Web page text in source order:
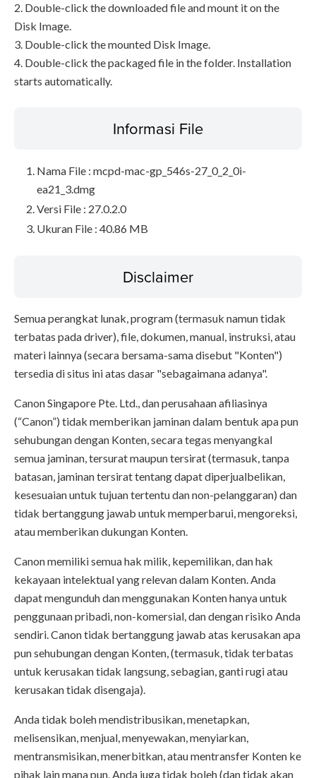
2. Double-click the downloaded file and mount it on the
Disk Image.
3. Double-click the mounted Disk Image.
4. Double-click the packaged file in the folder. Installation
starts automatically.
Informasi File
Nama File : mcpd-mac-gp_546s-27_0_2_0i-
ea21_3.dmg
Versi File : 27.0.2.0
Ukuran File : 40.86 MB
Disclaimer
Semua perangkat lunak, program (termasuk namun tidak
terbatas pada driver), file, dokumen, manual, instruksi, atau
materi lainnya (secara bersama-sama disebut "Konten")
tersedia di situs ini atas dasar "sebagaimana adanya".
Canon Singapore Pte. Ltd., dan perusahaan afiliasinya
(“Canon”) tidak memberikan jaminan dalam bentuk apa pun
sehubungan dengan Konten, secara tegas menyangkal
semua jaminan, tersurat maupun tersirat (termasuk, tanpa
batasan, jaminan tersirat tentang dapat diperjualbelikan,
kesesuaian untuk tujuan tertentu dan non-pelanggaran) dan
tidak bertanggung jawab untuk memperbarui, mengoreksi,
atau memberikan dukungan Konten.
Canon memiliki semua hak milik, kepemilikan, dan hak
kekayaan intelektual yang relevan dalam Konten. Anda
dapat mengunduh dan menggunakan Konten hanya untuk
penggunaan pribadi, non-komersial, dan dengan risiko Anda
sendiri. Canon tidak bertanggung jawab atas kerusakan apa
pun sehubungan dengan Konten, (termasuk, tidak terbatas
untuk kerusakan tidak langsung, sebagian, ganti rugi atau
kerusakan tidak disengaja).
Anda tidak boleh mendistribusikan, menetapkan,
melisensikan, menjual, menyewakan, menyiarkan,
mentransmisikan, menerbitkan, atau mentransfer Konten ke
pihak lain mana pun. Anda juga tidak boleh (dan tidak akan